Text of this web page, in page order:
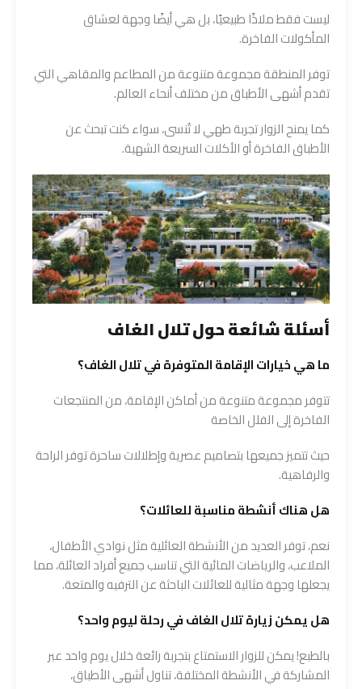
ليست فقط ملاذًا طبيعيًا، بل هي أيضًا وجهة لعشاق
المأكولات الفاخرة.
توفر المنطقة مجموعة متنوعة من المطاعم والمقاهي التي
تقدم أشهى الأطباق من مختلف أنحاء العالم.
كما يمنح الزوار تجربة طهي لا تُنسى، سواء كنت تبحث عن
الأطباق الفاخرة أو الأكلات السريعة الشهية.
أسئلة شائعة حول تلال الغاف
ما هي خيارات الإقامة المتوفرة في تلال الغاف؟
تتوفر مجموعة متنوعة من أماكن الإقامة، من المنتجعات
الفاخرة إلى الفلل الخاصة
حيث تتميز جميعها بتصاميم عصرية وإطلالات ساحرة توفر الراحة
والرفاهية.
هل هناك أنشطة مناسبة للعائلات؟
نعم، توفر العديد من الأنشطة العائلية مثل نوادي الأطفال،
الملاعب، والرياضات المائية التي تناسب جميع أفراد العائلة، مما
يجعلها وجهة مثالية للعائلات الباحثة عن الترفيه والمتعة.
هل يمكن زيارة تلال الغاف في رحلة ليوم واحد؟
بالطبع! يمكن للزوار الاستمتاع بتجربة رائعة خلال يوم واحد عبر
المشاركة في الأنشطة المختلفة، تناول أشهى الأطباق،